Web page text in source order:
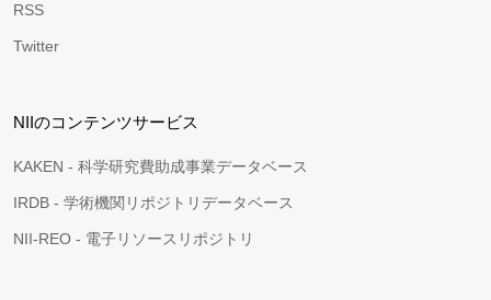
RSS
Twitter
NIIのコンテンツサービス
KAKEN - 科学研究費助成事業データベース
IRDB - 学術機関リポジトリデータベース
NII-REO - 電子リソースリポジトリ